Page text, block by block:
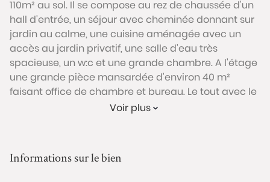
110m² au sol. Il se compose au rez de chaussée d'un
hall d'entrée, un séjour avec cheminée donnant sur
jardin au calme, une cuisine aménagée avec un
accès au jardin privatif, une salle d'eau très
spacieuse, un w:c et une grande chambre. A l'étage
une grande pièce mansardée d'environ 40 m²
faisant office de chambre et bureau. Le tout avec le
charme de l'ancien. Cellier. RARE, A VISITER !!!!
chaque visite.
Voir plus
Informations sur le bien